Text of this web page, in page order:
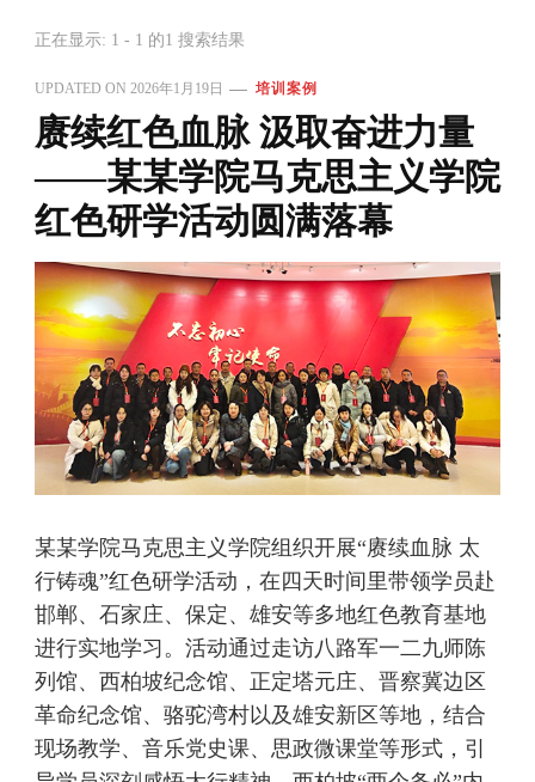
正在显示: 1 - 1 的1 搜索结果
UPDATED ON 2026年1月19日 培训案例
赓续红色血脉 汲取奋进力量
——某某学院马克思主义学院
红色研学活动圆满落幕
某某学院马克思主义学院组织开展“赓续血脉 太
行铸魂”红色研学活动，在四天时间里带领学员赴
邯郸、石家庄、保定、雄安等多地红色教育基地
进行实地学习。活动通过走访八路军一二九师陈
列馆、西柏坡纪念馆、正定塔元庄、晋察冀边区
革命纪念馆、骆驼湾村以及雄安新区等地，结合
现场教学、音乐党史课、思政微课堂等形式，引